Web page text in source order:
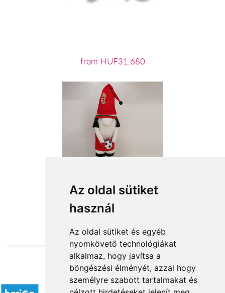
Az oldal sütiket
használ
Az oldal sütiket és egyéb
nyomkövető technológiákat
alkalmaz, hogy javítsa a
böngészési élményét, azzal hogy
személyre szabott tartalmakat és
from HUF31,680
from HUF18,560
Accepted payment methods